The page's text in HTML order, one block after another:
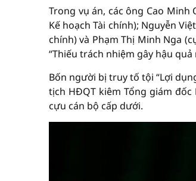
Trong vụ án, các ông Cao
Kế hoạch Tài chính); Nguyễn
chính) và Phạm Thị Minh Nga
“Thiếu trách nhiệm gây hậu
Bốn người bị truy tố tội “Lợi
tịch HĐQT kiêm Tổng giám
cựu cán bộ cấp dưới.